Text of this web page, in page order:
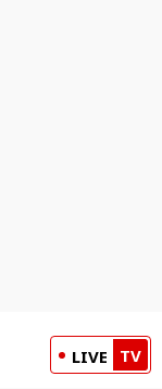
LIVE TV